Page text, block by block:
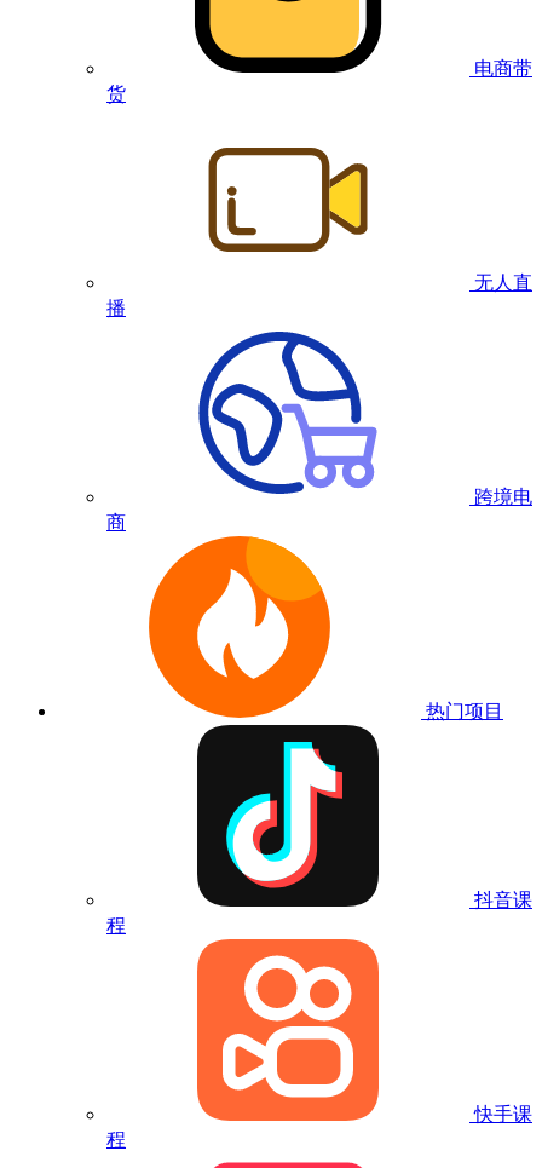
电商带
货
无人直
播
跨境电
商
热门项目
抖音课
程
快手课
程